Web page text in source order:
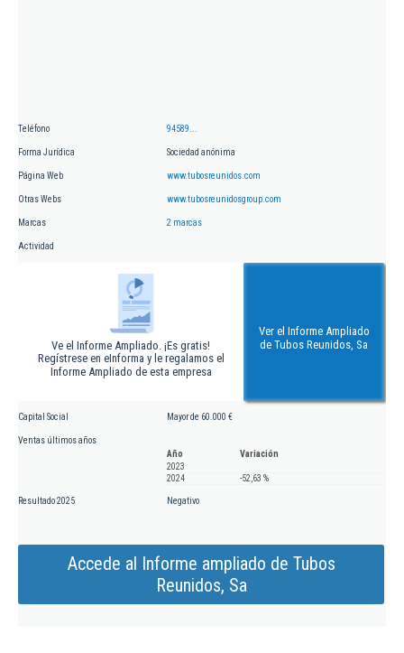
Teléfono 94589...
Forma Jurídica Sociedad anónima
Página Web www.tubosreunidos.com
Otras Webs www.tubosreunidosgroup.com
Marcas 2 marcas
Actividad
Ve el Informe Ampliado. ¡Es gratis!
Regístrese en eInforma y le regalamos el
Informe Ampliado de esta empresa
Ver el Informe Ampliado
de Tubos Reunidos, Sa
Capital Social Mayor de 60.000 €
Ventas últimos años
Año
Variación
2023
2024
-52,63 %
Resultado 2025 Negativo
Accede al Informe ampliado de Tubos
Reunidos, Sa